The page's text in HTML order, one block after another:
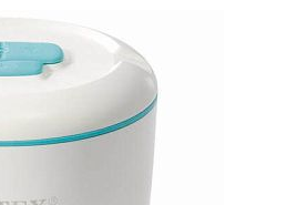
Химия для бассейнов
Ремкомплекты